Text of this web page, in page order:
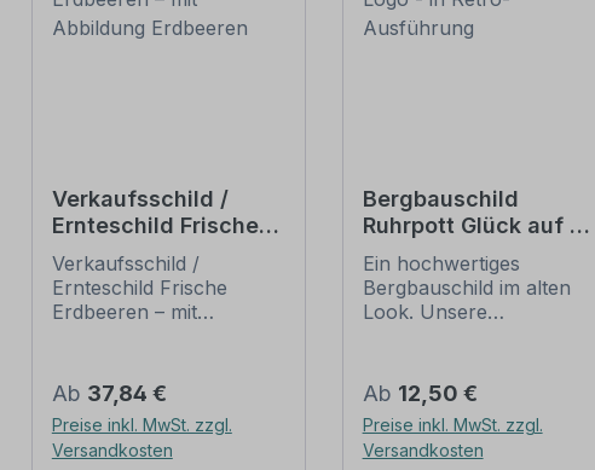
Verkaufsschild /
Ernteschild Frische
Erdbeeren – mit
Abbildung Erdbeeren
Verkaufsschild /
Ernteschild Frische
Erdbeeren – mit
Hinweisschild für den
Verkauf von Erdbeeren
an Verkaufsständen, im
Obstladen oder auf dem
Regulärer Preis:
Ab 37,84 €
Preise inkl. MwSt. zzgl.
Versandkosten
Bergbauschild
Ruhrpott Glück auf -
mit Logo - in Retro-
Ausführung
Ein hochwertiges
Bergbauschild im alten
Look. Unsere
nachempfunden, die
zum Teil aus Holz
bestanden, mit
handgemalten Inhalten.
Regulärer Preis:
Ab 12,50 €
Preise inkl. MwSt. zzgl.
Versandkosten